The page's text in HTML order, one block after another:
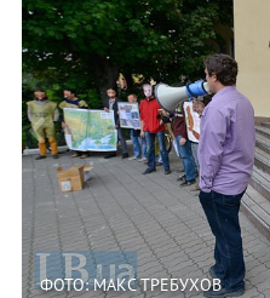
ФОТО: МАКС ТРЕБУХОВ